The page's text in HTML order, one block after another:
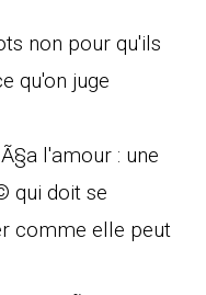
non pour qu'ils
qu'on juge
l'amour : une
qui doit se
comme elle peut